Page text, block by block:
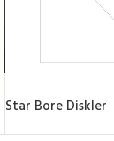
Star Bore Diskler